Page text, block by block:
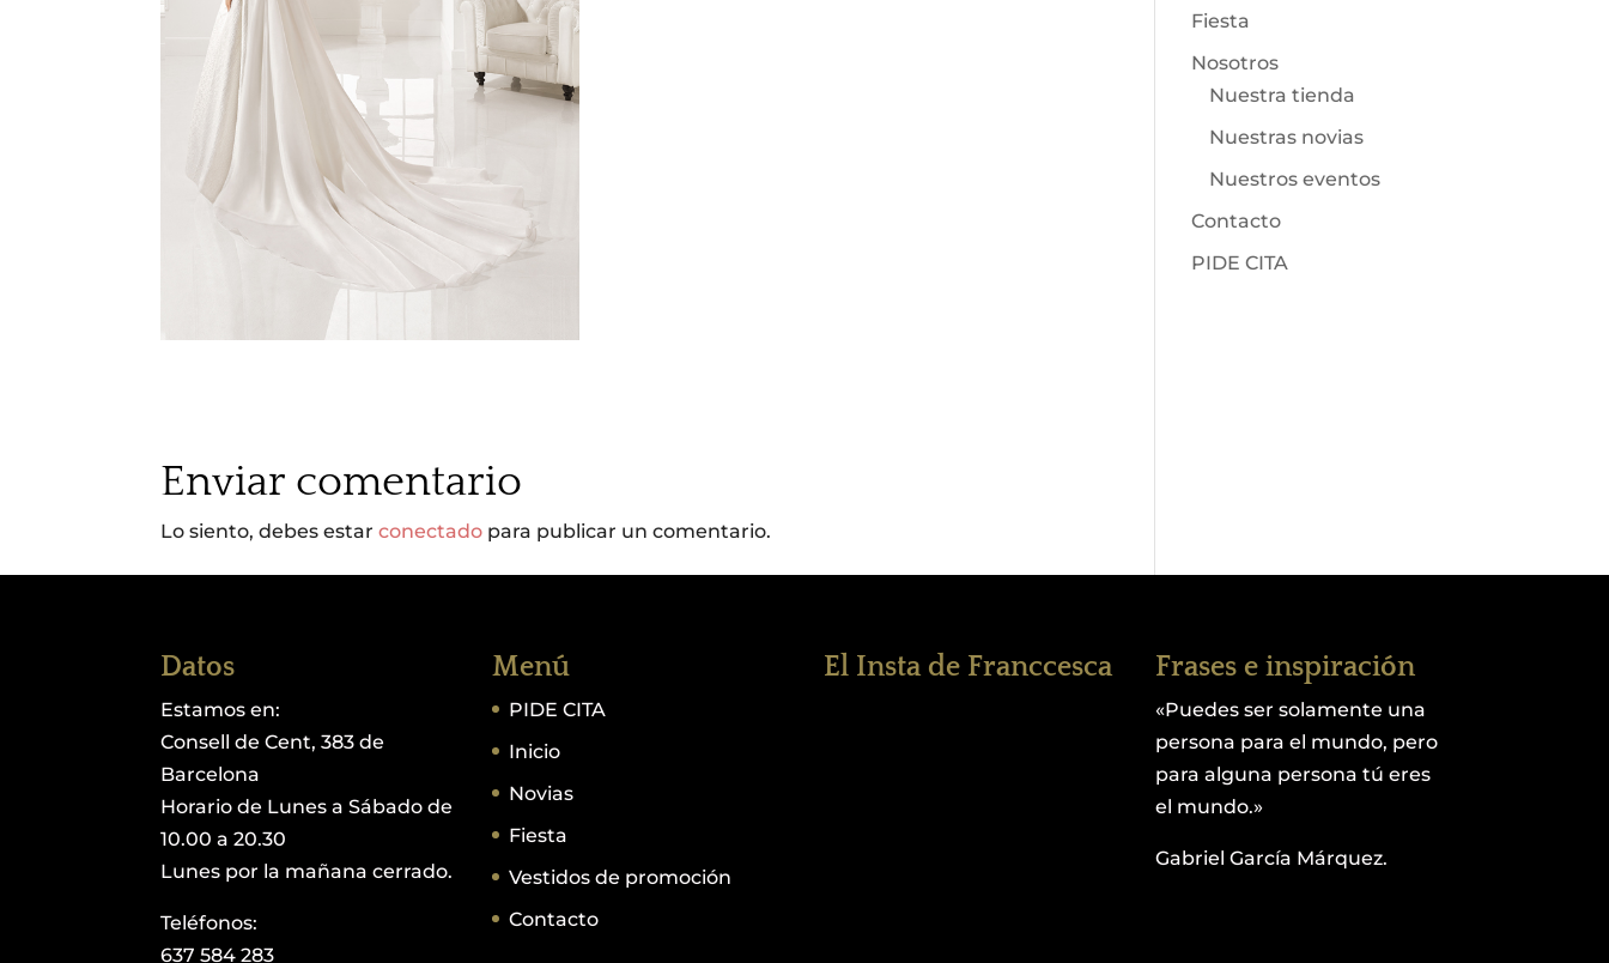
Enviar comentario
Lo siento, debes estarconectado para publicar un comentario.
Fiesta
Nosotros
Nuestra tienda
Nuestras novias
Nuestros eventos
Contacto
PIDE CITA
Datos
Estamos en:
Consell de Cent, 383 de
Barcelona
Horario de Lunes a Sábado de
10.00 a 20.30
Lunes por la mañana cerrado.
Teléfonos:
637 584 283
Menú
PIDE CITA
Inicio
Novias
Fiesta
Vestidos de promoción
Contacto
El Insta de Franccesca Frases e inspiración
«Puedes ser solamente una
persona para el mundo, pero
para alguna persona tú eres
el mundo.»
Gabriel García Márquez.